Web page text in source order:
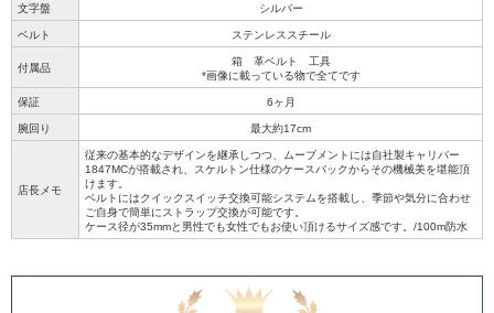
文字盤 シルバー
ベルト ステンレススチール
付属品
箱 革ベルト 工具
*画像に載っている物で全てです
保証 6ヶ月
腕回り 最大約17cm
店長メモ
従来の基本的なデザインを継承しつつ、ムーブメントには自社製キャリバー
1847MCが搭載され、スケルトン仕様のケースバックからその機械美を堪能頂
けます。
ベルトにはクイックスイッチ交換可能システムを搭載し、季節や気分に合わせ
ご自身で簡単にストラップ交換が可能です。
ケース径が35mmと男性でも女性でもお使い頂けるサイズ感です。/100m防水